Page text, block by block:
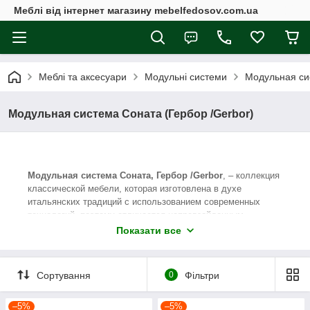
Меблі від інтернет магазину mebelfedosov.com.ua
Меблі та аксесуари Модульні системи Модульная
Модульная система Соната (Гербор /Gerbor)
Модульная система Соната, Гербор /Gerbor, – коллекция
классической мебели, которая изготовлена в духе
итальянских традиций с использованием современных
технологий, поэтому отличается непревзойденным
качеством и привлекательным дизайном.
Благодаря широкому функционалу, она станет достойным
выбором для жилья любой площади.
Мебельные модули Соната изготовлены из
ЛДСП, а фасады - из рамочного МДФ, в двух цветовых
Показати все
Сортування 0 Фільтри
–5% –5%